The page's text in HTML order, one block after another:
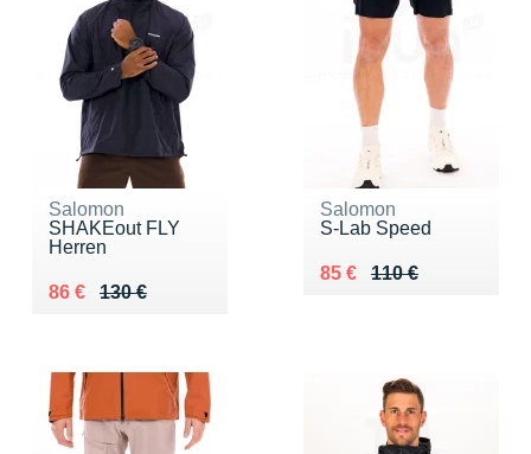
Salomon
SHAKEout FLY
Herren
130 €
Au lieu de 130 €
86 €
Vendu 86 €
Salomon
S-Lab Speed
110 €
Au lieu de 110 €
85 €
Vendu 85 €